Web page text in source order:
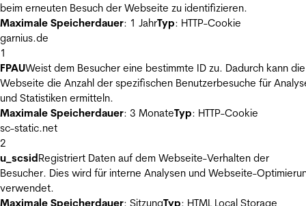
beim erneuten Besuch der Webseite zu identifizieren.
Maximale Speicherdauer: 1 JahrTyp: HTTP-Cookie
garnius.de
1
FPAUWeist dem Besucher eine bestimmte ID zu. Dadurch kann die
Webseite die Anzahl der spezifischen Benutzerbesuche für
und Statistiken ermitteln.
Maximale Speicherdauer: 3 MonateTyp: HTTP-Cookie
sc-static.net
2
u_scsidRegistriert Daten auf dem Webseite-Verhalten der
Besucher. Dies wird für interne Analysen und Webseite-
verwendet.
Maximale Speicherdauer: SitzungTyp: HTML Local Storage